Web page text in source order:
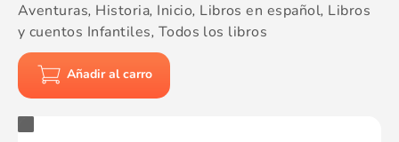
Aventuras, Historia, Inicio, Libros en español, Libros
y cuentos Infantiles, Todos los libros
Añadir al carro